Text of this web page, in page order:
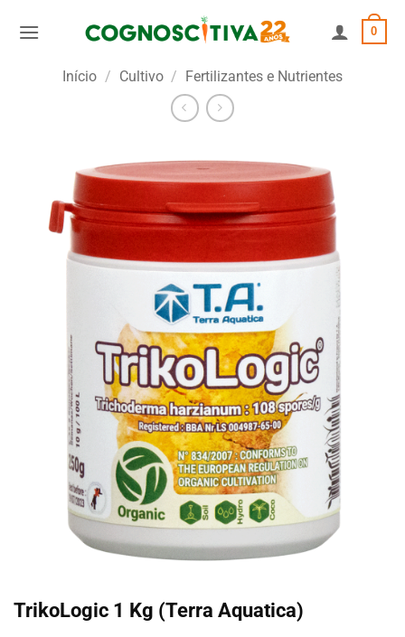
0
Início / Cultivo / Fertilizantes e Nutrientes
TrikoLogic 1 Kg (Terra Aquatica)